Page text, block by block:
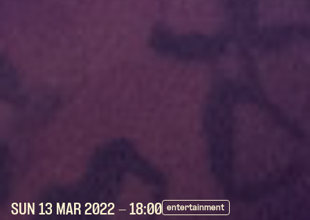
SUN 13 MAR 2022 - 18:00 entertainment